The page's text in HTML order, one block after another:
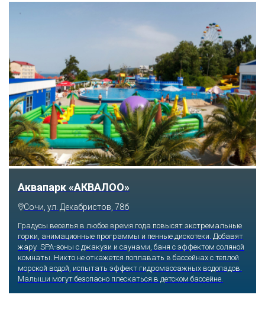
Аквапарк «АКВАЛОО»
Сочи, ул. Декабристов, 78б
Градусы веселья в любое время года повысят экстремальные
горки, анимационные программы и пенные дискотеки. Добавят
жару SPA-зоны с джакузи и саунами, баня с эффектом соляной
комнаты. Никто не откажется поплавать в бассейнах с теплой
морской водой, испытать эффект гидромассажных водопадов.
Малыши могут безопасно плескаться в детском бассейне.